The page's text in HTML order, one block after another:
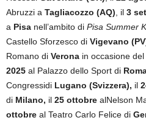
Abruzzi a Tagliacozzo (AQ) , il 3
a Pisa nell’ambito di Pisa Summer
Castello Sforzesco di Vigevano
Romano di Verona in occasione del
2025 al Palazzo dello Sport di
Congressidi Lugano (Svizzera), il
di Milano, il 25 ottobre alNelson
ottobre al Teatro Carlo Felice di